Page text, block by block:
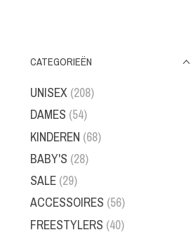
CATEGORIEËN
UNISEX (208)
DAMES (54)
KINDEREN (68)
BABY'S (28)
SALE (29)
ACCESSOIRES (56)
FREESTYLERS (40)